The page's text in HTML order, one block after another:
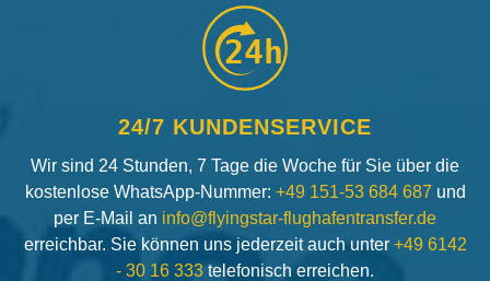
24h
24/7 KUNDENSERVICE
Wir sind 24 Stunden, 7 Tage die Woche für Sie über die
kostenlose WhatsApp-Nummer: +49 151-53 684 687 und
per E-Mail an info@flyingstar-flughafentransfer.de
erreichbar. Sie können uns jederzeit auch unter +49 6142
- 30 16 333 telefonisch erreichen.